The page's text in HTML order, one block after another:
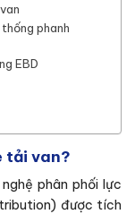
phanh
EBD
tải van?
phân phối lực
được tích